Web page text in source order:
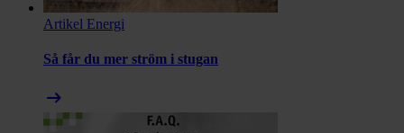
Artikel Energi
Så får du mer ström i stugan
arrow_right_alt